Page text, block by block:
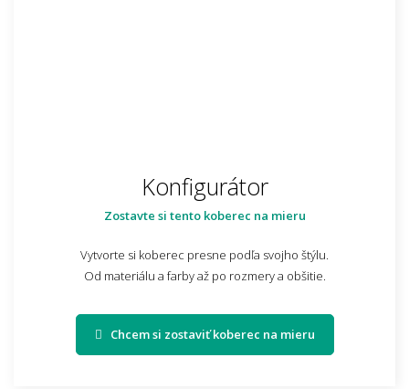
Konfigurátor
Zostavte si tento koberec na mieru
Vytvorte si koberec presne podľa svojho štýlu.
Od materiálu a farby až po rozmery a obšitie.
Chcem si zostaviť koberec na mieru